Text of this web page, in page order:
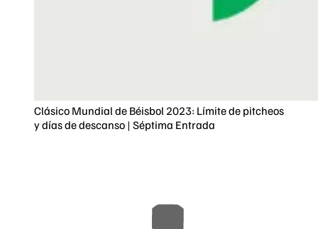
Clásico Mundial de Béisbol 2023: Límite de pitcheos
y días de descanso | Séptima Entrada